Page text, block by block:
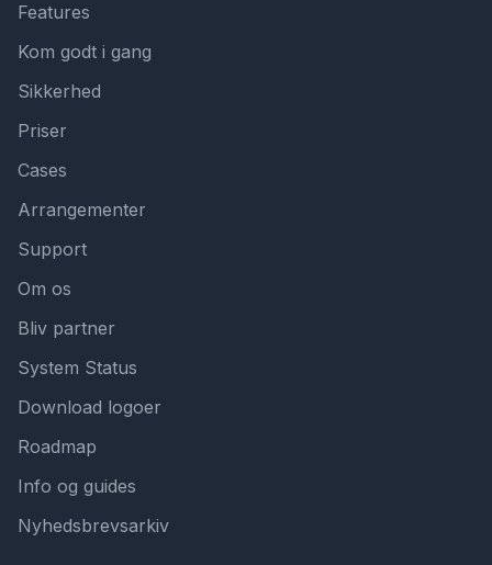
Features
Kom godt i gang
Sikkerhed
Priser
Cases
Arrangementer
Support
Om os
Bliv partner
System Status
Download logoer
Roadmap
Info og guides
Nyhedsbrevsarkiv